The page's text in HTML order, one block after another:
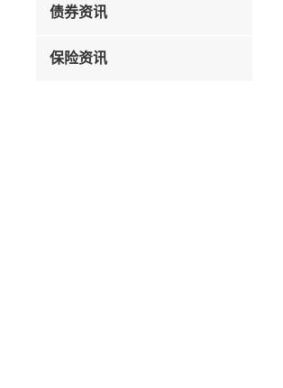
债券资讯
保险资讯